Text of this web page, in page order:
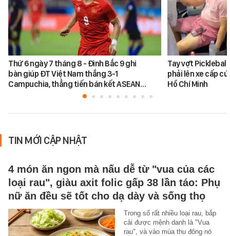
Thứ 6 ngày 7 tháng 8 - Đình Bắc 9 ghi
bàn giúp ĐT Việt Nam thắng 3-1
Campuchia, thẳng tiến bán kết ASEAN…
Tay vợt
phải lên xe cấp
Hồ Chí Minh
TIN MỚI CẬP NHẬT
4 món ăn ngon mà nấu dễ từ "vua của các
loại rau", giàu axit folic gấp 38 lần táo: Phụ
nữ ăn đều sẽ tốt cho dạ dày và sống thọ
Trong số rất nhiều loại rau, bắp
cải được mệnh danh là "Vua
rau", và vào mùa thu đông nó